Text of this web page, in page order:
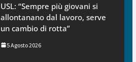
USL: “Sempre più giovani si
allontanano dal lavoro, serve
un cambio di rotta”
5 Agosto 2026